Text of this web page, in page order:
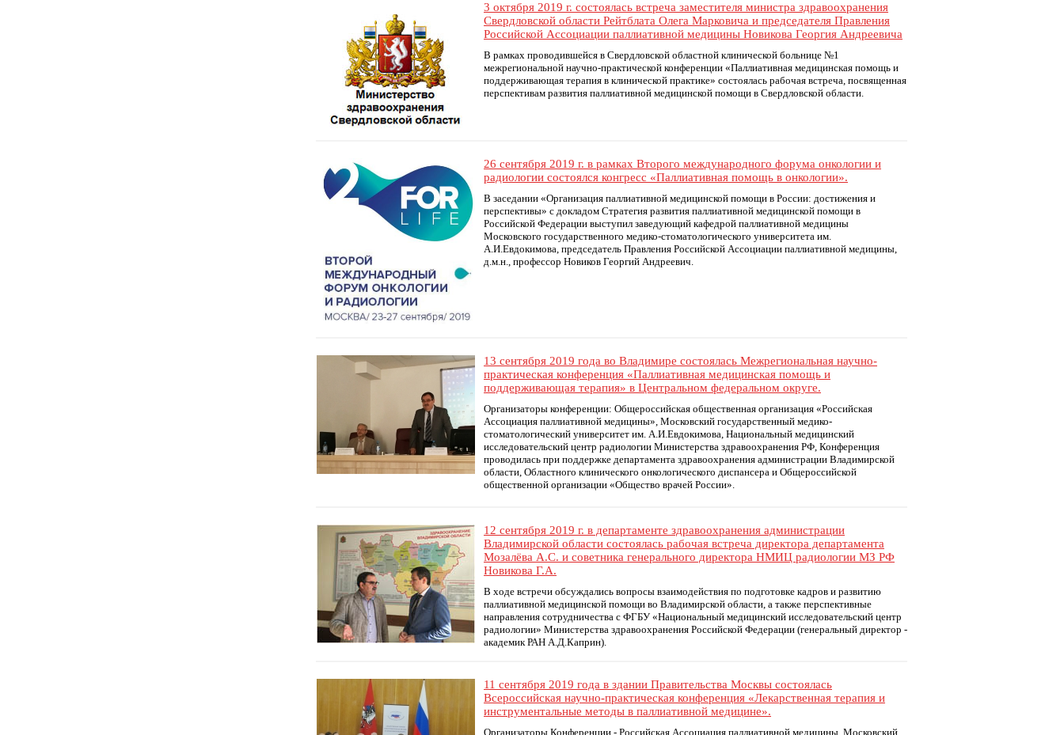
3 октября 2019 г. состоялась встреча заместителя министра здравоохранения
Свердловской области Рейтблата Олега Марковича и председателя Правления
Российской Ассоциации паллиативной медицины Новикова Георгия Андреевича
В рамках проводившейся в Свердловской областной клинической больнице №1
межрегиональной научно-практической конференции «Паллиативная медицинская помощь и
поддерживающая терапия в клинической практике» состоялась рабочая встреча, посвященная
перспективам развития паллиативной медицинской помощи в Свердловской области.
26 сентября 2019 г. в рамках Второго международного форума онкологии и
радиологии состоялся конгресс «Паллиативная помощь в онкологии».
В заседании «Организация паллиативной медицинской помощи в России: достижения и
перспективы» с докладом Стратегия развития паллиативной медицинской помощи в
Российской Федерации выступил заведующий кафедрой паллиативной медицины
Московского государственного медико-стоматологического университета им.
А.И.Евдокимова, председатель Правления Российской Ассоциации паллиативной медицины,
д.м.н., профессор Новиков Георгий Андреевич.
13 сентября 2019 года во Владимире состоялась Межрегиональная научно-
практическая конференция «Паллиативная медицинская помощь и
поддерживающая терапия» в Центральном федеральном округе.
Организаторы конференции: Общероссийская общественная организация «Российская
Ассоциация паллиативной медицины», Московский государственный медико-
стоматологический университет им. А.И.Евдокимова, Национальный медицинский
исследовательский центр радиологии Министерства здравоохранения РФ, Конференция
проводилась при поддержке департамента здравоохранения администрации Владимирской
области, Областного клинического онкологического диспансера и Общероссийской
общественной организации «Общество врачей России».
12 сентября 2019 г. в департаменте здравоохранения администрации
Владимирской области состоялась рабочая встреча директора департамента
Мозалёва А.С. и советника генерального директора НМИЦ радиологии МЗ РФ
Новикова Г.А.
В ходе встречи обсуждались вопросы взаимодействия по подготовке кадров и развитию
паллиативной медицинской помощи во Владимирской области, а также перспективные
направления сотрудничества с ФГБУ «Национальный медицинский исследовательский центр
радиологии» Министерства здравоохранения Российской Федерации (генеральный директор -
академик РАН А.Д.Каприн).
11 сентября 2019 года в здании Правительства Москвы состоялась
Всероссийская научно-практическая конференция «Лекарственная терапия и
инструментальные методы в паллиативной медицине».
Организаторы Конференции - Российская Ассоциация паллиативной медицины, Московский